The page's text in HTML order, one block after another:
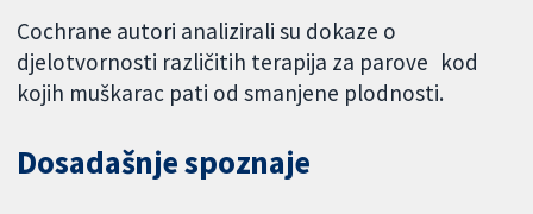
Cochrane autori analizirali su dokaze o
djelotvornosti različitih terapija za parove kod
kojih muškarac pati od smanjene plodnosti.
Dosadašnje spoznaje